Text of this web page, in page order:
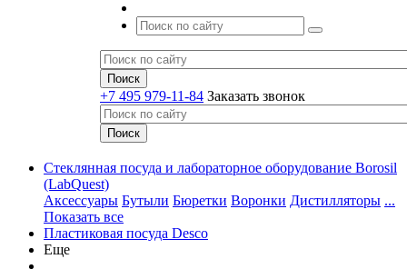
+7 495 979-11-84 Заказать звонок
Стеклянная посуда и лабораторное оборудование Borosil
(LabQuest)
Аксессуары Бутыли Бюретки Воронки Дистилляторы ...
Показать все
Пластиковая посуда Desco
Еще